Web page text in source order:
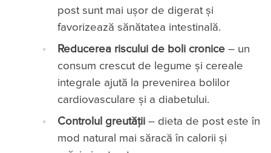
post sunt mai ușor de digerat și
favorizează sănătatea intestinală.
Reducerea riscului de boli cronice – un
consum crescut de legume și cereale
integrale ajută la prevenirea bolilor
cardiovasculare și a diabetului.
Controlul greutății – dieta de post este în
mod natural mai săracă în calorii și